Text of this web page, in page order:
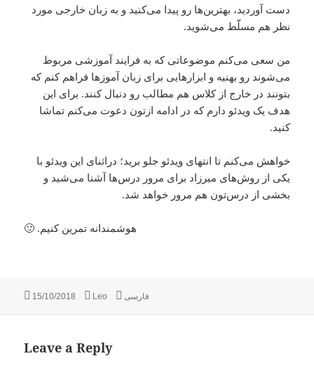
دست آوردید، بهترین‌ها رو پیدا می‌کنید و به زبان خارجی مورد
نظر هم مسلّط می‌شوید.
من سعی می‌کنم موضوعاتی که به فرایند آموزشی مربوط
می‌شوند رو بهنیه و ابزار‌هایی برای زبان آموز‌ها فراهم کنم که
بتونند در خارج از کلاس هم مطالب رو دنبال کنند. برای این
هدف یک ویدئو دارم که در ادامه ازتون دعوت می‌کنم تماشا
کنید.
خواهش می‌کنم تا انتهای ویدئو جلو برید؛ دراثنای این ویدئو با
یکی از روش‌های میرزاد برای مرور درس‌ها آشنا می‌شید و
بخشی از درس‌تون هم مرور خواهد شد.
هوشمندانه تمرین کنیم. 🙂
Posted
15/10/2018 Author
Leo Categories
فارسی
Leave a Reply